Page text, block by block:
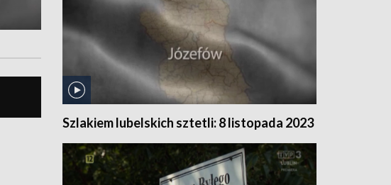
Szlakiem lubelskich sztetli: 8 listopada 2023